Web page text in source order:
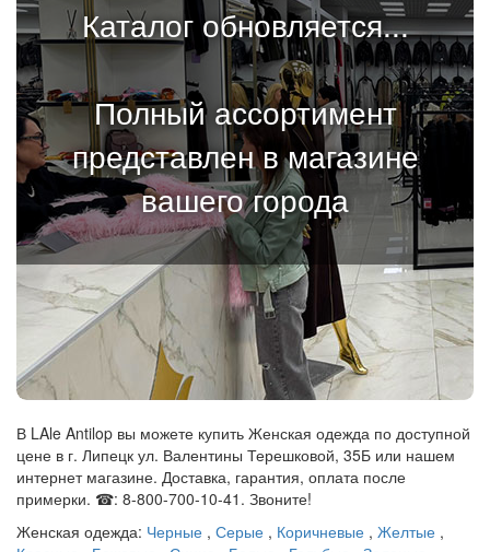
Каталог обновляется...
Полный ассортимент
представлен в магазине
вашего города
В LAle Antilop вы можете купить Женская одежда по доступной
цене в г. Липецк ул. Валентины Терешковой, 35Б или нашем
интернет магазине. Доставка, гарантия, оплата после
примерки. ☎: 8-800-700-10-41. Звоните!
Женская одежда: Черные , Серые , Коричневые , Желтые ,